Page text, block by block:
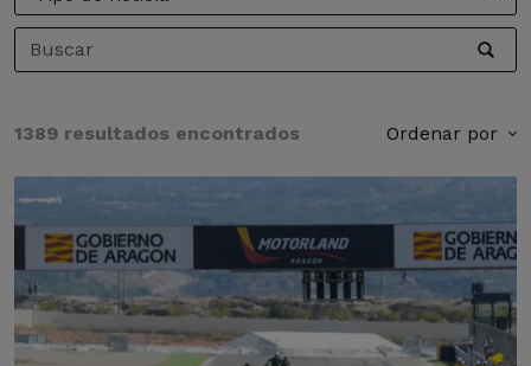
1389 resultados encontrados Ordenar por